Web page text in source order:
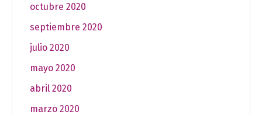
octubre 2020
septiembre 2020
julio 2020
mayo 2020
abril 2020
marzo 2020